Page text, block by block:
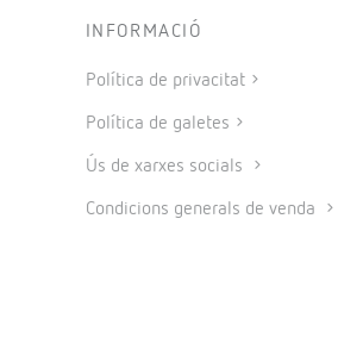
INFORMACIÓ
Política de privacitat
Política de galetes
Ús de xarxes socials
Condicions generals de venda